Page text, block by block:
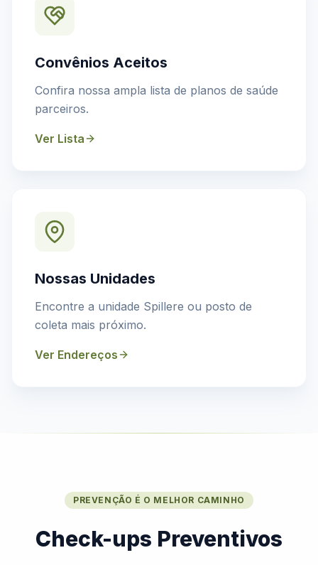
Convênios Aceitos
Confira nossa ampla lista de planos de saúde
parceiros.
Ver Lista
Nossas Unidades
Encontre a unidade Spillere ou posto de
coleta mais próximo.
Ver Endereços
PREVENÇÃO É O MELHOR CAMINHO
Check-ups Preventivos